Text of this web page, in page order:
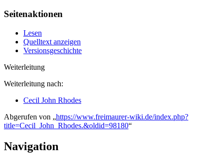
Seitenaktionen
Lesen
Quelltext anzeigen
Versionsgeschichte
Weiterleitung
Weiterleitung nach:
Cecil John Rhodes
Abgerufen von „https://www.freimaurer-wiki.de/index.php?
title=Cecil_John_Rhodes.&oldid=98180“
Navigation